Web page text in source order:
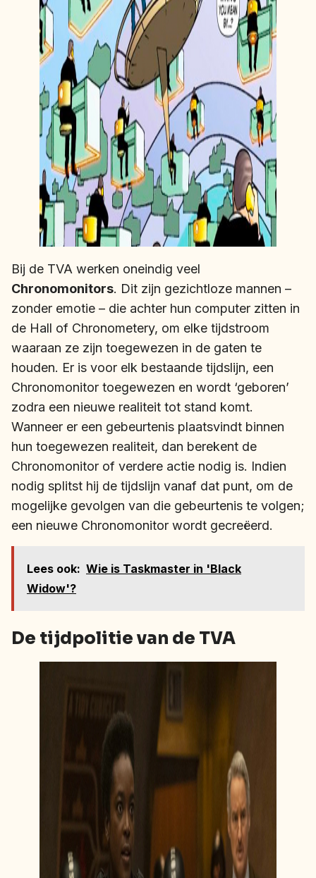
Bij de TVA werken oneindig veel
Chronomonitors. Dit zijn gezichtloze mannen –
zonder emotie – die achter hun computer zitten in
de Hall of Chronometery, om elke tijdstroom
waaraan ze zijn toegewezen in de gaten te
houden. Er is voor elk bestaande tijdslijn, een
Chronomonitor toegewezen en wordt ‘geboren’
zodra een nieuwe realiteit tot stand komt.
Wanneer er een gebeurtenis plaatsvindt binnen
hun toegewezen realiteit, dan berekent de
Chronomonitor of verdere actie nodig is. Indien
nodig splitst hij de tijdslijn vanaf dat punt, om de
mogelijke gevolgen van die gebeurtenis te volgen;
een nieuwe Chronomonitor wordt gecreëerd.
Lees ook: Wie is Taskmaster in 'Black
Widow'?
De tijdpolitie van de TVA